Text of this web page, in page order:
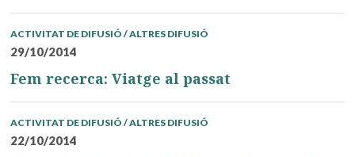
ACTIVITAT DE DIFUSIÓ / ALTRES DIFUSIÓ
29/10/2014
Fem recerca: Viatge al passat
ACTIVITAT DE DIFUSIÓ / ALTRES DIFUSIÓ
22/10/2014